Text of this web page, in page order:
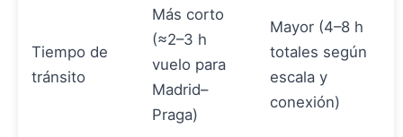
Tiempo de
tránsito
Más corto
(≈2–3 h
vuelo para
Madrid–
Praga)
Mayor (4–8 h
totales según
escala y
conexión)